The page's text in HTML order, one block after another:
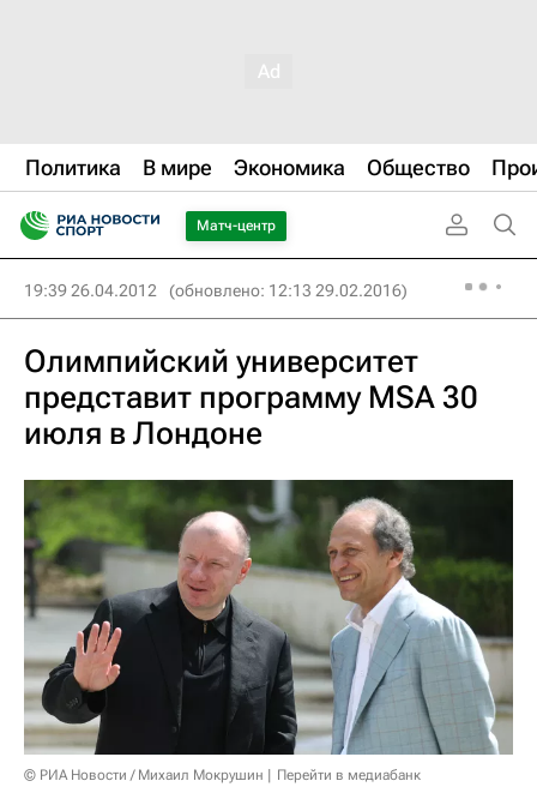
Политика В мире Экономика Общество
Матч-центр
19:39 26.04.2012 (обновлено: 12:13 29.02.2016)
Олимпийский университет
представит программу MSA 30
июля в Лондоне
© РИА Новости / Михаил Мокрушин Перейти в медиабанк